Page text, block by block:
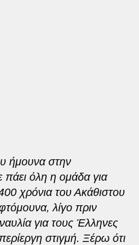
ήμουνα στην
πάει όλη η ομάδα για
χρόνια του Ακάθιστου
λίγο πριν
για τους Έλληνες
στιγμή. Ξέρω ότι